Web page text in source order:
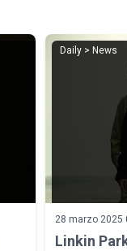
Daily > News
28 marzo 2025
Linkin